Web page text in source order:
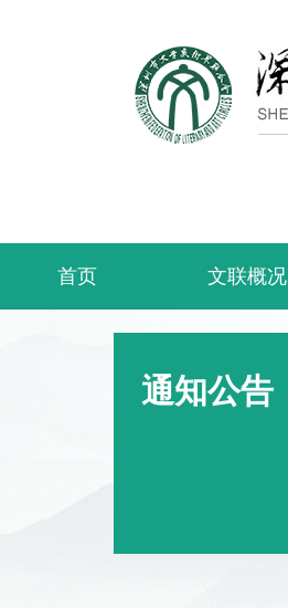
首页 文联概况
通知公告